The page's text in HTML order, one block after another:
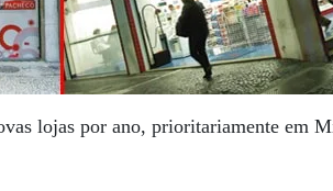
lojas por ano, prioritariamente em